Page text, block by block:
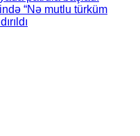
“Nə mutlu türküm